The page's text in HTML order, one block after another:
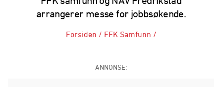
arrangerer messe for jobbsøkende.
Forsiden / FFK Samfunn /
ANNONSE: